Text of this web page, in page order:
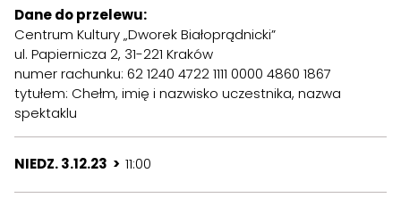
Dane do przelewu:
Centrum Kultury „Dworek Białoprądnicki”
ul. Papiernicza 2, 31-221 Kraków
numer rachunku: 62 1240 4722 1111 0000 4860 1867
tytułem: Chełm, imię i nazwisko uczestnika, nazwa
spektaklu
NIEDZ. 3.12.23 > 11:00